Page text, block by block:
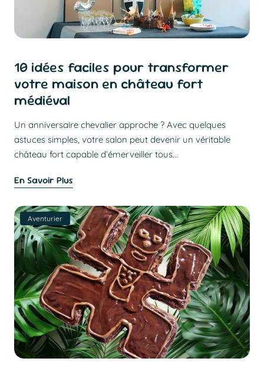
10 idées faciles pour transformer
votre maison en château fort
médiéval
Un anniversaire chevalier approche ? Avec quelques
astuces simples, votre salon peut devenir un véritable
château fort capable d’émerveiller tous...
En Savoir Plus
Aventurier